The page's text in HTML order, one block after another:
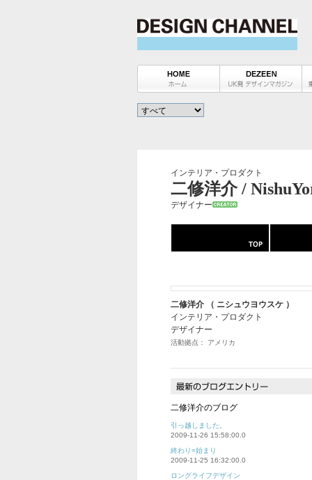
インテリア・プロダクト
二修洋介 /
デザイナー
二修洋介 （ ニシュウヨウスケ ）
インテリア・プロダクト
デザイナー
活動拠点： アメリカ
二修洋介のブログ
引っ越しました。
2009-11-26 15:58:00.0
終わり=始まり
2009-11-25 16:32:00.0
ロングライフデザイン